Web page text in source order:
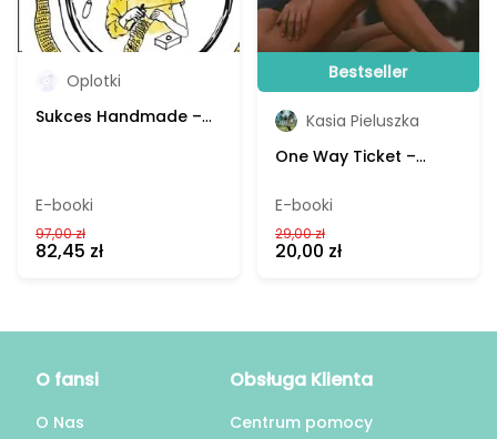
Oplotki
Sukces Handmade –
E-booki
97,00 zł
82,45 zł
Bestseller
Kasia Pieluszka
One Way Ticket –
e-book
E-booki
29,00 zł
20,00 zł
O fansi
O Nas
Obsługa Klienta
Centrum pomocy